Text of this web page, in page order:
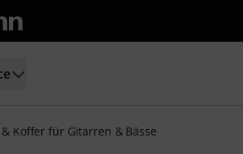
Koffer für Gitarren & Bässe